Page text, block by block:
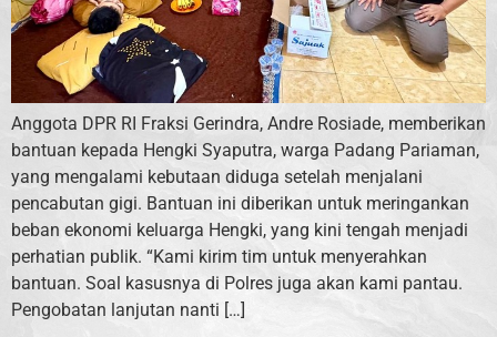
Anggota DPR RI Fraksi Gerindra, Andre Rosiade, memberikan
bantuan kepada Hengki Syaputra, warga Padang Pariaman,
yang mengalami kebutaan diduga setelah menjalani
pencabutan gigi. Bantuan ini diberikan untuk meringankan
beban ekonomi keluarga Hengki, yang kini tengah menjadi
perhatian publik. “Kami kirim tim untuk menyerahkan
bantuan. Soal kasusnya di Polres juga akan kami pantau.
Pengobatan lanjutan nanti […]